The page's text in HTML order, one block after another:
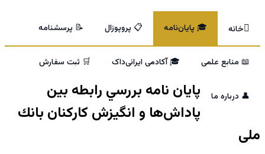
خانه 🎓 پایان‌نامه 📋 پروپوزال 📝 پرسشنامه
📖 منابع علمی 🎓 آکادمی ایرانی‌داک 🛒 ثبت سفارش
👤 درباره ما
پایان نامه بررسي رابطه بين
پاداش‌ها و انگيزش كاركنان بانك
ملی